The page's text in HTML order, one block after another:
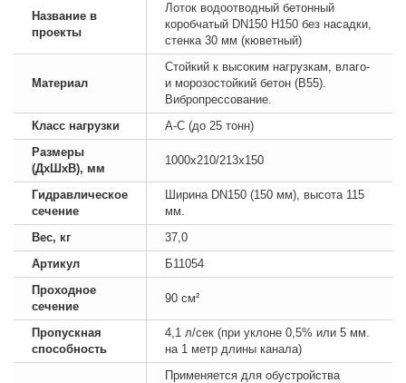
Название в
проекты
Лоток водоотводный бетонный
коробчатый DN150 H150 без насадки,
стенка 30 мм (кюветный)
Материал
Стойкий к высоким нагрузкам, влаго-
и морозостойкий бетон (B55).
Вибропрессование.
Класс нагрузки
А-С (до 25 тонн)
Размеры
(ДхШхВ), мм
1000х210/213х150
Гидравлическое
сечение
Ширина DN150 (150 мм), высота 115
мм.
Вес, кг
37,0
Артикул
Б11054
Проходное
сечение
90 см²
Пропускная
способность
4,1 л/сек (при уклоне 0,5% или 5 мм.
на 1 метр длины канала)
Применяется для обустройства